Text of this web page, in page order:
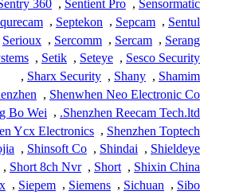
Sensormatic
,
Sentient Pro
,
360
Sentul
,
Sepcam
,
Septekon
,
Serang
,
Sercam
,
Sercomm
,
Serioux
Sesco Security
,
Seteye
,
Setik
,
Shamim
,
Shany
,
Sharx Security
,
Shenwhen Neo Electronic Co
,
Shenzhen Reecam Tech.ltd.
,
Bo Wei
Shenzhen Toptech
,
Ycx Electronics
Shieldeye
,
Shindai
,
Shinsoft Co
,
Shixin China
,
Short
,
Short 8ch Nvr
,
Sibo
,
Sichuan
,
Siemens
,
Siepem
,